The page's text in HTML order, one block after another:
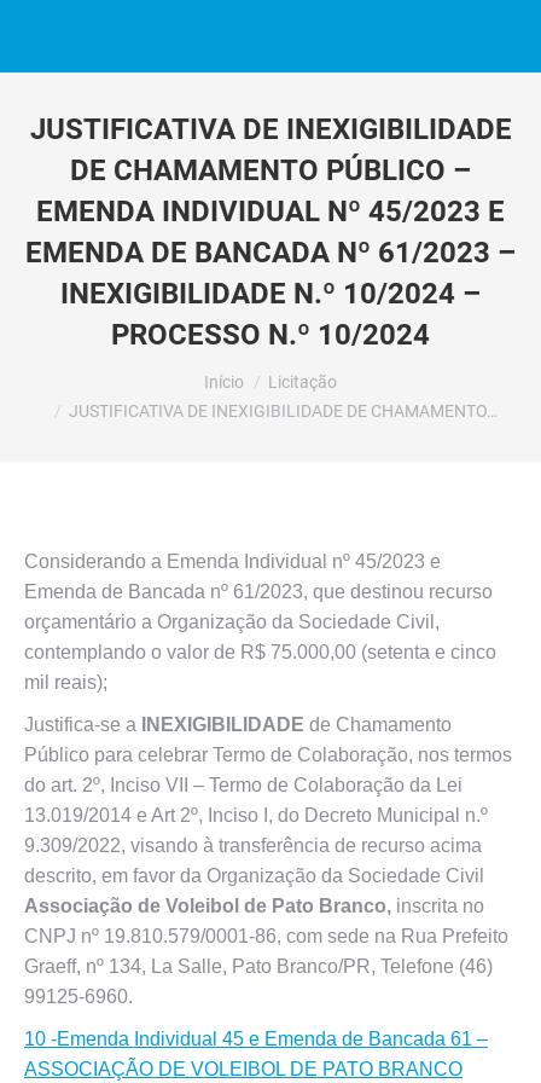
JUSTIFICATIVA DE INEXIGIBILIDADE
DE CHAMAMENTO PÚBLICO –
EMENDA INDIVIDUAL Nº 45/2023 E
EMENDA DE BANCADA Nº 61/2023 –
INEXIGIBILIDADE N.º 10/2024 –
PROCESSO N.º 10/2024
Início
Licitação
JUSTIFICATIVA DE INEXIGIBILIDADE DE CHAMAMENTO…
Considerando a Emenda Individual nº 45/2023 e
Emenda de Bancada nº 61/2023, que destinou recurso
orçamentário a Organização da Sociedade Civil,
contemplando o valor de R$ 75.000,00 (setenta e cinco
mil reais);
Justifica-se a INEXIGIBILIDADE de Chamamento
Público para celebrar Termo de Colaboração, nos termos
do art. 2º, Inciso VII – Termo de Colaboração da Lei
13.019/2014 e Art 2º, Inciso I, do Decreto Municipal n.º
9.309/2022, visando à transferência de recurso acima
descrito, em favor da Organização da Sociedade Civil
Associação de Voleibol de Pato Branco, inscrita no
CNPJ nº 19.810.579/0001-86, com sede na Rua Prefeito
Graeff, nº 134, La Salle, Pato Branco/PR, Telefone (46)
99125-6960.
10 -Emenda Individual 45 e Emenda de Bancada 61 –
ASSOCIAÇÃO DE VOLEIBOL DE PATO BRANCO